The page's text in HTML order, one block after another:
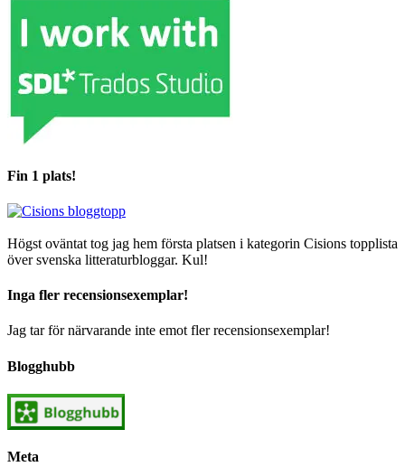
Fin 1 plats!
Högst oväntat tog jag hem första platsen i kategorin Cisions topplista
över svenska litteraturbloggar. Kul!
Inga fler recensionsexemplar!
Jag tar för närvarande inte emot fler recensionsexemplar!
Blogghubb
Meta